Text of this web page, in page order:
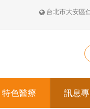
台北市大安區
特色醫療 訊息